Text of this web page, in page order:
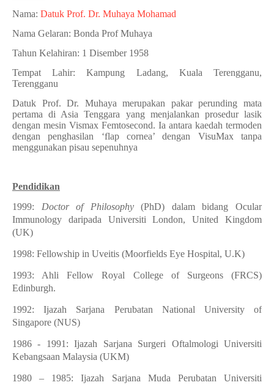
Nama: Datuk Prof. Dr. Muhaya Mohamad
Nama Gelaran: Bonda Prof Muhaya
Tahun Kelahiran: 1 Disember 1958
Tempat Lahir: Kampung Ladang, Kuala Terengganu,
Terengganu
Datuk Prof. Dr. Muhaya merupakan pakar perunding mata
pertama di Asia Tenggara yang menjalankan prosedur lasik
dengan mesin Vismax Femtosecond. Ia antara kaedah termoden
dengan penghasilan ‘flap cornea’ dengan VisuMax tanpa
menggunakan pisau sepenuhnya
Pendidikan
1999: Doctor of Philosophy(PhD) dalam bidang Ocular
Immunology daripada Universiti London, United Kingdom
(UK)
1998: Fellowship in Uveitis (Moorfields Eye Hospital, U.K)
1993: Ahli Fellow Royal College of Surgeons (FRCS)
Edinburgh.
1992: Ijazah Sarjana Perubatan National University of
Singapore (NUS)
1986 - 1991: Ijazah Sarjana Surgeri Oftalmologi Universiti
Kebangsaan Malaysia (UKM)
1980 – 1985: Ijazah Sarjana Muda Perubatan Universiti